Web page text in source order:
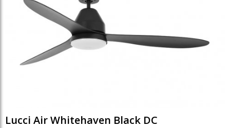
Lucci Air Whitehaven Black DC